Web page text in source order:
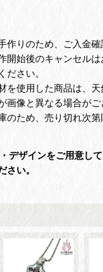
作りのため、ご入金
開始後のキャンセルは
ださい。
を使用した商品は、
画像と異なる場合がご
のため、売り切れ次
デザインをご用意して
さい。